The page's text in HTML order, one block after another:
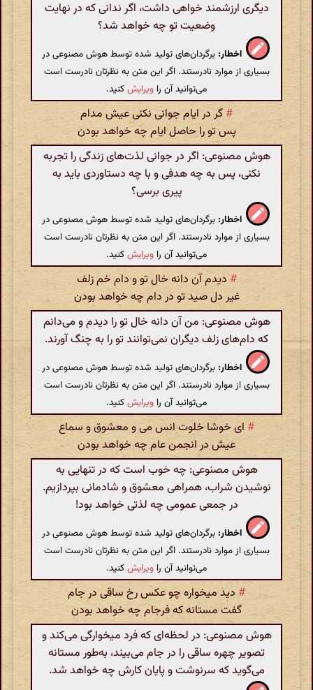
دیگری ارزشمند خواهی داشت، اگر ندانی که در نهایت
وضعیت تو چه خواهد شد؟
اخطار: برگردان‌های تولید شده توسط هوش مصنوعی در
بسیاری از موارد نادرستند. اگر این متن به نظرتان نادرست است
می‌توانید آن را ویرایشکنید.
# گر در ایام جوانی نکنی عیش مدام
پس تو را حاصل ایام چه خواهد بودن
هوش مصنوعی: اگر در جوانی لذت‌های زندگی را تجربه
نکنی، پس به چه هدفی و با چه دستاوردی باید به
پیری برسی؟
اخطار: برگردان‌های تولید شده توسط هوش مصنوعی در
بسیاری از موارد نادرستند. اگر این متن به نظرتان نادرست است
می‌توانید آن را ویرایشکنید.
# دیدم آن دانه خال تو و دام خم زلف
غیر دل صید تو در دام چه خواهد بودن
هوش مصنوعی: من آن دانه‌ خال تو را دیدم و می‌دانم
که دام‌های زلف دیگران نمی‌توانند تو را به چنگ آورند.
اخطار: برگردان‌های تولید شده توسط هوش مصنوعی در
بسیاری از موارد نادرستند. اگر این متن به نظرتان نادرست است
می‌توانید آن را ویرایشکنید.
# ای خوشا خلوت انس می و معشوق و سماع
عیش در انجمن عام چه خواهد بودن
هوش مصنوعی: چه خوب است که در تنهایی به
نوشیدن شراب، همراهی معشوق و شادمانی بپردازیم.
در جمعی عمومی چه لذتی خواهد بود!
اخطار: برگردان‌های تولید شده توسط هوش مصنوعی در
بسیاری از موارد نادرستند. اگر این متن به نظرتان نادرست است
می‌توانید آن را ویرایشکنید.
# دید میخواره چو عکس رخ ساقی در جام
گفت مستانه که فرجام چه خواهد بودن
هوش مصنوعی: در لحظه‌ای که فرد میخوارگی می‌کند و
تصویر چهره ساقی را در جام می‌بیند، به‌طور مستانه
می‌گوید که سرنوشت و پایان کارش چه خواهد شد.